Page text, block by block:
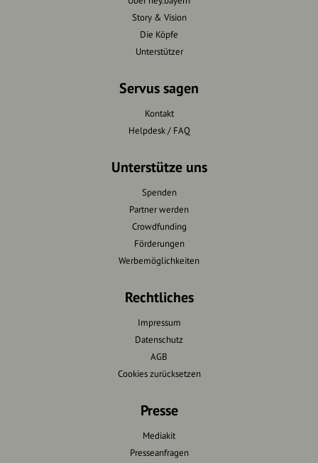
Story & Vision
Die Köpfe
Unterstützer
Servus sagen
Kontakt
Helpdesk / FAQ
Unterstütze uns
Spenden
Partner werden
Crowdfunding
Förderungen
Werbemöglichkeiten
Rechtliches
Impressum
Datenschutz
AGB
Cookies zurücksetzen
Presse
Mediakit
Presseanfragen